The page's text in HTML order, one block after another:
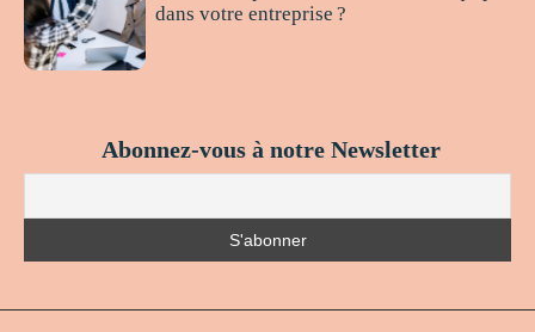
dans votre entreprise ?
Abonnez-vous à notre Newsletter